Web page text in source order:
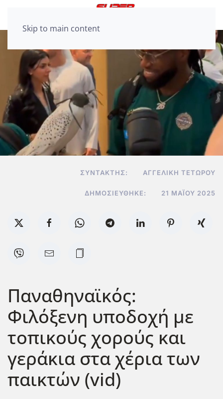
Skip to main content
ΣΥΝΤΆΚΤΗΣ: ΑΓΓΕΛΙΚΉ ΤΕΤΏΡΟΥ
ΔΗΜΟΣΙΕΎΘΗΚΕ: 21 ΜΑΪ́ΟΥ 2025
Παναθηναϊκός:
Φιλόξενη υποδοχή με
τοπικούς χορούς και
γεράκια στα χέρια των
παικτών (vid)